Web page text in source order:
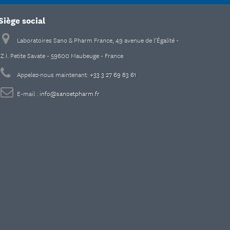
social
Laboratoires Sano & Pharm France, 49 avenue de l’Égalité -
Z.I. Petite Savate - 59600 Maubeuge - France
Appelez-nous maintenant:+33 3 27 69 83 61
E-mail : info@sanoetpharm.fr